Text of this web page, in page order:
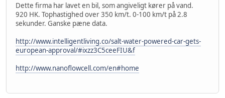
Dette firma har lavet en bil, som angiveligt kører på vand.
920 HK. Tophastighed over 350 km/t. 0-100 km/t på 2.8
sekunder. Ganske pæne data.
http://www.intelligentliving.co/salt-water-powered-car-gets-
european-approval/#ixzz3C5ceeFIU&f
http://www.nanoflowcell.com/en#home